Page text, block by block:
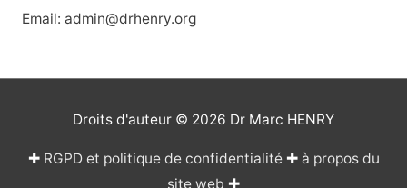
Email: admin@drhenry.org
Droits d'auteur © 2026 Dr Marc HENRY
✚ RGPD et politique de confidentialité✚ à propos du
site web ✚